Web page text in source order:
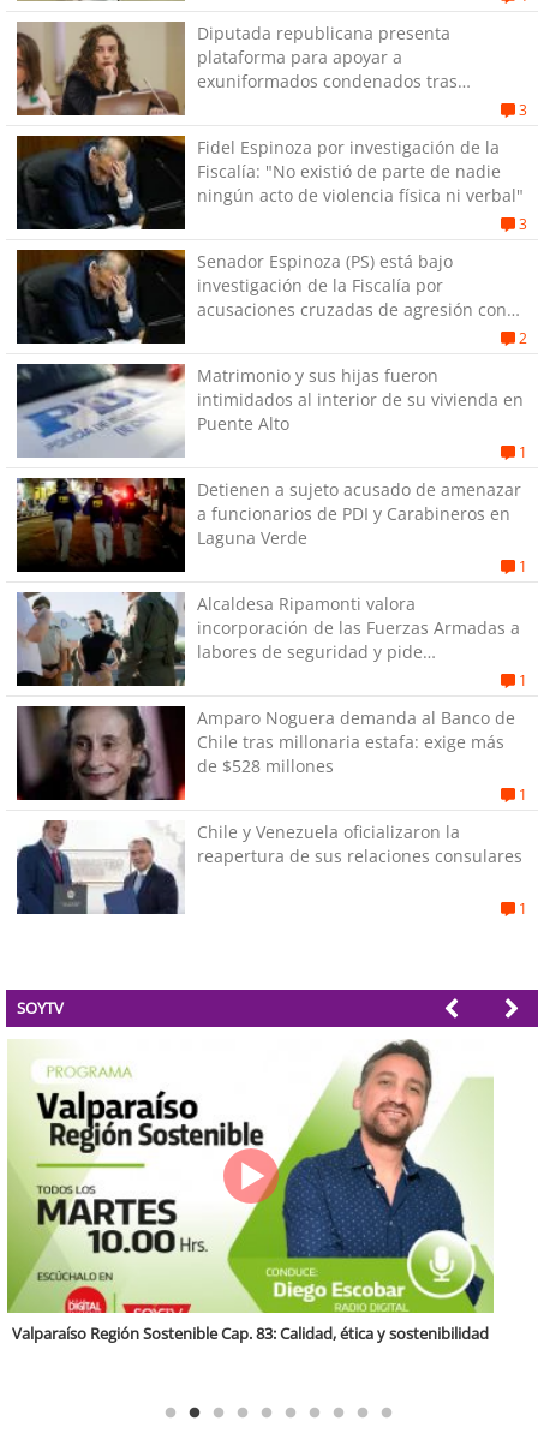
Diputada republicana presenta
plataforma para apoyar a
exuniformados condenados tras
3
Fidel Espinoza por investigación de la
Fiscalía: "No existió de parte de nadie
ningún acto de violencia física ni verbal"
3
Senador Espinoza (PS) está bajo
investigación de la Fiscalía por
acusaciones cruzadas de agresión con
2
Matrimonio y sus hijas fueron
intimidados al interior de su vivienda en
Puente Alto
1
Detienen a sujeto acusado de amenazar
a funcionarios de PDI y Carabineros en
Laguna Verde
1
Alcaldesa Ripamonti valora
incorporación de las Fuerzas Armadas a
labores de seguridad y pide
1
Amparo Noguera demanda al Banco de
Chile tras millonaria estafa: exige más
de $528 millones
1
Chile y Venezuela oficializaron la
reapertura de sus relaciones consulares
1
SOYTV